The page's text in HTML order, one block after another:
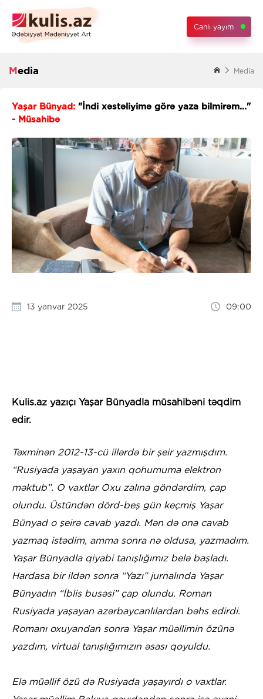
Canlı yayım
Media Media
Yaşar Bünyad: "İndi xəstəliyimə görə yaza bilmirəm..."
- Müsahibə
13 yanvar 2025 09:00
Kulis.az yazıçı Yaşar Bünyadla müsahibəni təqdim
edir.
Təxminən 2012-13-cü illərdə bir şeir yazmışdım.
“Rusiyada yaşayan yaxın qohumuma elektron
məktub”. O vaxtlar Oxu zalına göndərdim, çap
olundu. Üstündən dörd-beş gün keçmiş Yaşar
Bünyad o şeirə cavab yazdı. Mən də ona cavab
yazmaq istədim, amma sonra nə oldusa, yazmadım.
Yaşar Bünyadla qiyabi tanışlığımız belə başladı.
Hardasa bir ildən sonra “Yazı” jurnalında Yaşar
Bünyadın “İblis busəsi” çap olundu. Roman
Rusiyada yaşayan azərbaycanlılardan bəhs edirdi.
Romanı oxuyandan sonra Yaşar müəllimin özünə
yazdım, virtual tanışlığımızın əsası qoyuldu.
Elə müəllif özü də Rusiyada yaşayırdı o vaxtlar.